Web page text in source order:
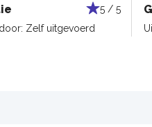
5 / 5
Zelf uitgevoerd